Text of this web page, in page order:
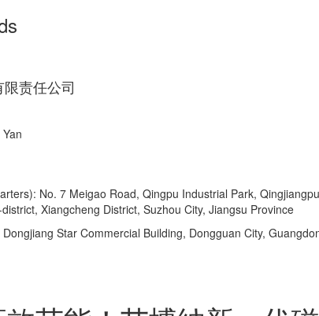
责任公司
No. 7 Meigao Road, Qingpu Industrial Park,
Xiangcheng District, Suzhou City, Jiangsu Province
Star Commercial Building, Dongguan City,